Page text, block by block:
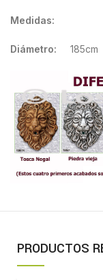
Medidas:
Diámetro: 185cm
PRODUCTOS